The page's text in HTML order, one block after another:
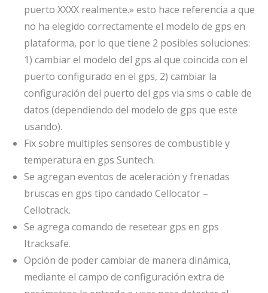
puerto XXXX realmente.» esto hace referencia a que
no ha elegido correctamente el modelo de gps en
plataforma, por lo que tiene 2 posibles soluciones:
1) cambiar el modelo del gps al que coincida con el
puerto configurado en el gps, 2) cambiar la
configuración del puerto del gps via sms o cable de
datos (dependiendo del modelo de gps que este
usando).
Fix sobre multiples sensores de combustible y
temperatura en gps Suntech.
Se agregan eventos de aceleración y frenadas
bruscas en gps tipo candado Cellocator –
Cellotrack.
Se agrega comando de resetear gps en gps
Itracksafe.
Opción de poder cambiar de manera dinámica,
mediante el campo de configuración extra de